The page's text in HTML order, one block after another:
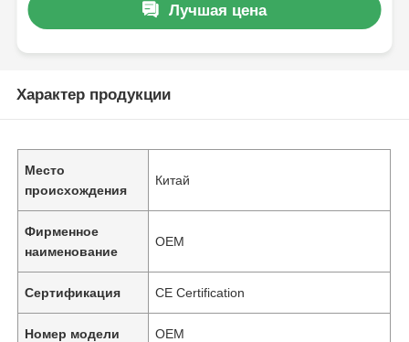
Лучшая цена
Характер продукции
Место
происхождения
Китай
Фирменное
наименование
OEM
Сертификация CE Certification
Номер модели OEM